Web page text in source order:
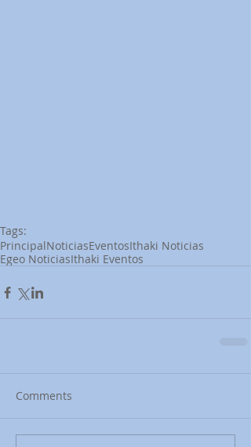
Tags:
PrincipalNoticiasEventosIthaki Noticias
Egeo NoticiasIthaki Eventos
Comments